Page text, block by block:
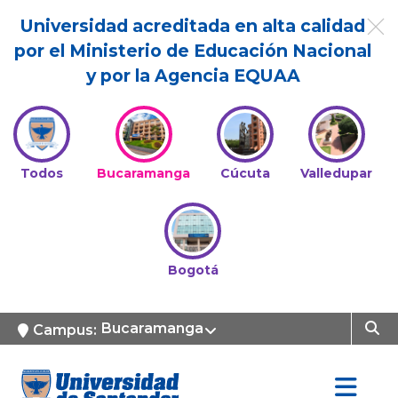
Universidad acreditada en alta calidad
por el Ministerio de Educación Nacional
y por la Agencia EQUAA
Todos Bucaramanga Cúcuta Valledupar
Bogotá
Campus: Bucaramanga